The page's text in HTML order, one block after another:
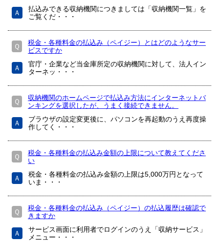
Ａ
払込みできる収納機関につきましては「収納機関一覧」を
ご覧くだ・・・
Ｑ
税金・各種料金の払込み（ペイジー）とはどのようなサー
ビスですか
Ａ
官庁・企業など当金庫所定の収納機関に対して、法人イン
ターネッ・・・
Ｑ
収納機関のホームページで払込み方法にインターネットバ
ンキングを選択したが、うまく接続できません。
Ａ
ブラウザの設定変更後に、パソコンを再起動のうえ再度操
作してく・・・
Ｑ
税金・各種料金の払込み金額の上限について教えてくださ
い
Ａ
税金・各種料金の払込み金額の上限は5,000万円となって
いま・・・
Ｑ
税金・各種料金の払込み（ペイジー）の払込履歴は確認で
きますか
Ａ
サービス画面に利用者でログインのうえ「収納サービス」
メニュー・・・